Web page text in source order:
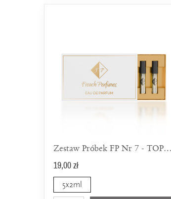
Zestaw Próbek FP Nr 7 - TOP 5 Nowości Dla Niego
19,00 zł
5x2ml